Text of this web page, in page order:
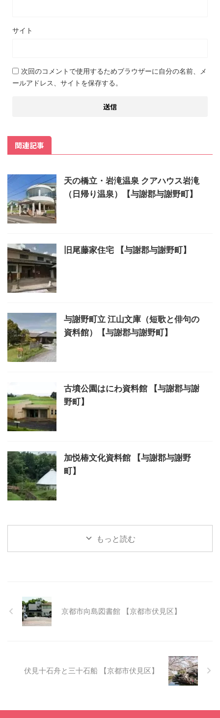
サイト
次回のコメントで使用するためブラウザーに自分の名前、メ
ールアドレス、サイトを保存する。
関連記事
天の橋立・岩滝温泉 クアハウス岩滝
（日帰り温泉）【与謝郡与謝野町】
旧尾藤家住宅 【与謝郡与謝野町】
与謝野町立 江山文庫（短歌と俳句の
資料館）【与謝郡与謝野町】
古墳公園はにわ資料館 【与謝郡与謝
野町】
加悦椿文化資料館 【与謝郡与謝野
町】
もっと読む
京都市向島図書館 【京都市伏見区】
伏見十石舟と三十石船 【京都市伏見区】